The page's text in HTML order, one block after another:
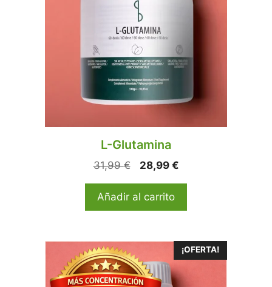
L-Glutamina
31,99€ 28,99 €
Añadir al carrito
¡OFERTA!